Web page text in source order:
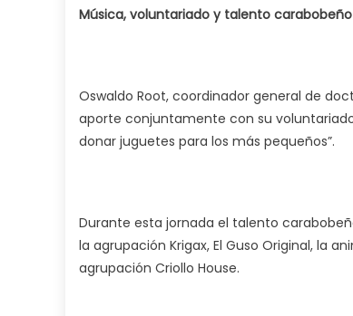
Música, voluntariado y talento carabobeño
Oswaldo Root, coordinador general de
aporte conjuntamente con su
donar juguetes para los más pequeños”.
Durante esta jornada el talento
la agrupación Krigax, El Guso Original, la
agrupación Criollo House.